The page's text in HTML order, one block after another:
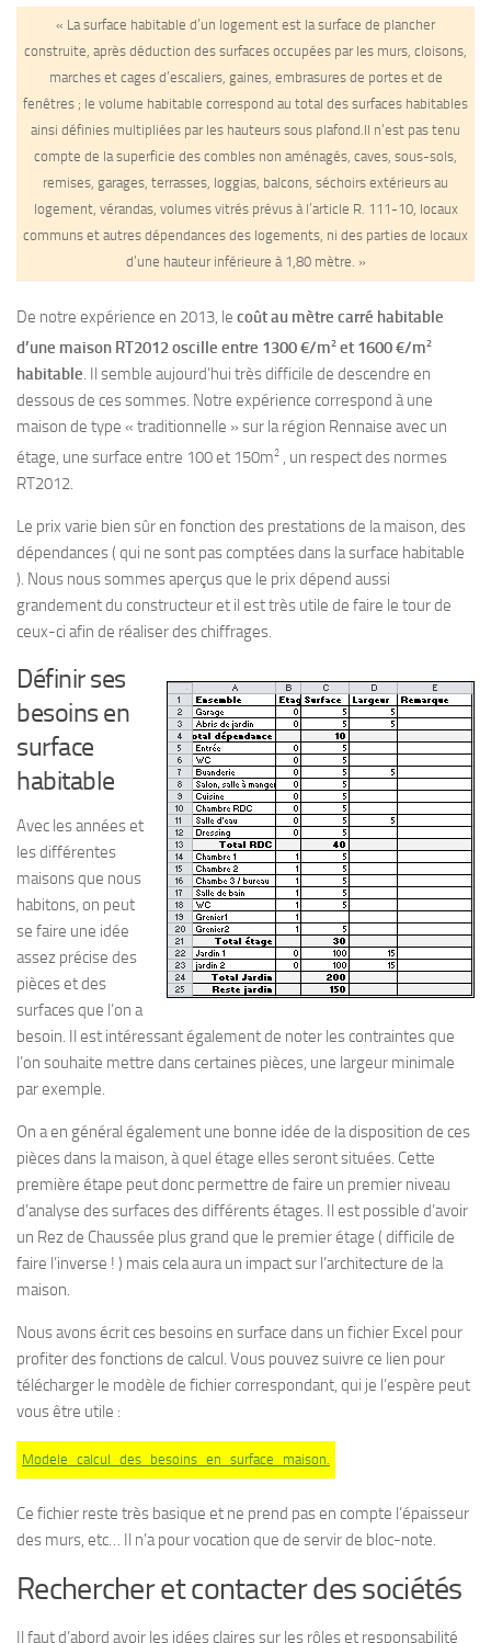
« La surface habitable d’un logement est la surface de plancher
construite, après déduction des surfaces occupées par les murs, cloisons,
marches et cages d’escaliers, gaines, embrasures de portes et de
fenêtres ; le volume habitable correspond au total des surfaces habitables
ainsi définies multipliées par les hauteurs sous plafond.Il n’est pas tenu
compte de la superficie des combles non aménagés, caves, sous-sols,
remises, garages, terrasses, loggias, balcons, séchoirs extérieurs au
logement, vérandas, volumes vitrés prévus à l’article R. 111-10, locaux
communs et autres dépendances des logements, ni des parties de locaux
d’une hauteur inférieure à 1,80 mètre. »
De notre expérience en 2013, le coût au mètre carré habitable
d’une maison RT2012 oscille entre 1300 €/m2 et 1600 €/m2
habitable . Il semble aujourd’hui très difficile de descendre en
dessous de ces sommes. Notre expérience correspond à une
maison de type « traditionnelle » sur la région Rennaise avec un
étage, une surface entre 100 et 150m2
, un respect des normes
RT2012.
Le prix varie bien sûr en fonction des prestations de la maison, des
dépendances ( qui ne sont pas comptées dans la surface habitable
). Nous nous sommes aperçus que le prix dépend aussi
grandement du constructeur et il est très utile de faire le tour de
ceux-ci afin de réaliser des chiffrages.
Définir ses
besoins en
surface
habitable
Avec les années et
les différentes
maisons que nous
habitons, on peut
se faire une idée
assez précise des
pièces et des
surfaces que l’on a
besoin. Il est intéressant également de noter les contraintes que
l’on souhaite mettre dans certaines pièces, une largeur minimale
par exemple.
On a en général également une bonne idée de la disposition de ces
pièces dans la maison, à quel étage elles seront situées. Cette
première étape peut donc permettre de faire un premier niveau
d’analyse des surfaces des différents étages. Il est possible d’avoir
un Rez de Chaussée plus grand que le premier étage ( difficile de
faire l’inverse ! ) mais cela aura un impact sur l’architecture de la
maison.
Nous avons écrit ces besoins en surface dans un fichier Excel pour
profiter des fonctions de calcul. Vous pouvez suivre ce lien pour
télécharger le modèle de fichier correspondant, qui je l’espère peut
vous être utile :
Modele_calcul_des_besoins_en_surface_maison.
Ce fichier reste très basique et ne prend pas en compte l’épaisseur
des murs, etc… Il n’a pour vocation que de servir de bloc-note.
Rechercher et contacter des sociétés
Il faut d’abord avoir les idées claires sur les rôles et responsabilité